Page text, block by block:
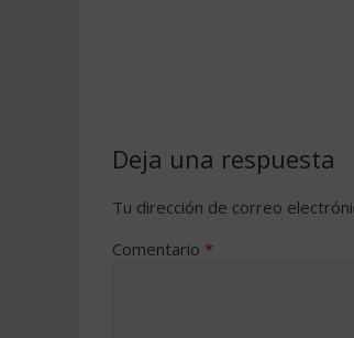
Deja una respuesta
Tu dirección de correo
Comentario *